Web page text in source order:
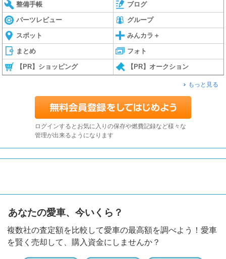
整備手帳 ブログ
パーツレビュー グループ
スポット みんカラ＋
まとめ フォト
【PR】ショッピング 【PR】オークション
もっと見る
ログインするとお気に入りの保存や燃費記録など様々な
管理が出来るようになります
あなたの愛車、今いくら？
複数社の査定額を比較して愛車の最高額を調べよう！愛車
を賢く売却して、購入資金にしませんか？